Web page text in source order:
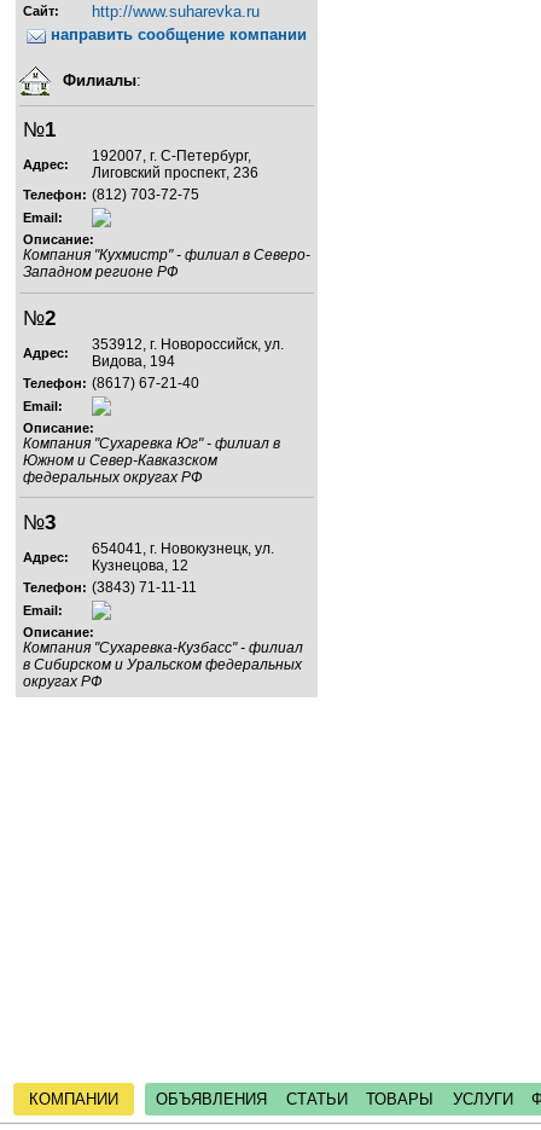
Сайт:
http://www.suharevka.ru
направить сообщение компании
Филиалы:
№1
Адрес:
192007, г. С-Петербург,
Лиговский проспект, 236
Телефон: (812) 703-72-75
Email:
Описание:
Компания "Кухмистр" - филиал в Северо-
Западном регионе РФ
№2
Адрес:
353912, г. Новороссийск, ул.
Видова, 194
Телефон: (8617) 67-21-40
Email:
Описание:
Компания "Сухаревка Юг" - филиал в
Южном и Север-Кавказском
федеральных округах РФ
№3
Адрес:
654041, г. Новокузнецк, ул.
Кузнецова, 12
Телефон: (3843) 71-11-11
Email:
Описание:
Компания "Сухаревка-Кузбасс" - филиал
в Сибирском и Уральском федеральных
округах РФ
КОМПАНИИ ОБЪЯВЛЕНИЯ СТАТЬИ ТОВАРЫ УСЛУГИ